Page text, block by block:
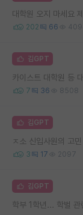
대학원 오지 마세요
202 66
김GPT
카이스트 대학원 등
7 36 8508
김GPT
ㅈ소 신입사원의 고민
3 17 2097
김GPT
학부 1학년... 학벌 관